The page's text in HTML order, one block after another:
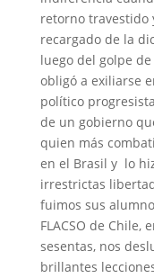
retorno travestido
recargado de la
luego del golpe de
obligó a exiliarse
político
de un gobierno
quien más
en el Brasil y lo
irrestrictas
fuimos sus
FLACSO de Chile,
sesentas, nos
brillantes